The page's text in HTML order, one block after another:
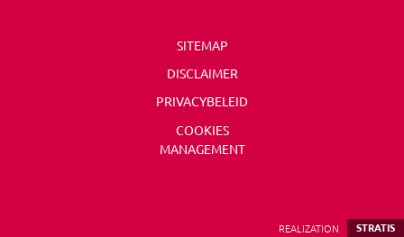
SITEMAP
DISCLAIMER
PRIVACYBELEID
COOKIES
MANAGEMENT
REALIZATION STRATIS